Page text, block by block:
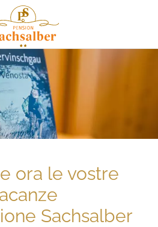
ora le vostre
Sachsalber